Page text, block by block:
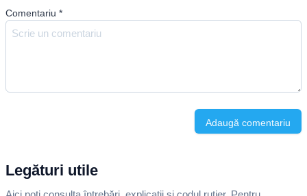
Comentariu *
Adaugă comentariu
Legături utile